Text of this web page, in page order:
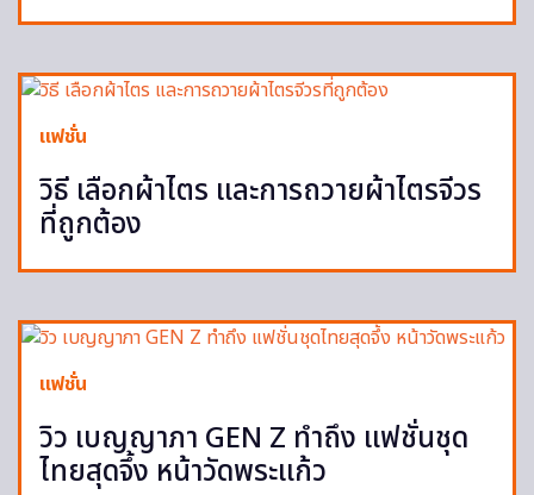
แฟชั่น
วิธี เลือกผ้าไตร และการถวายผ้าไตรจีวร
ที่ถูกต้อง
แฟชั่น
วิว เบญญาภา GEN Z ทำถึง แฟชั่นชุด
ไทยสุดจึ้ง หน้าวัดพระแก้ว